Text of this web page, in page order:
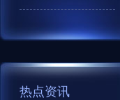
热点资讯